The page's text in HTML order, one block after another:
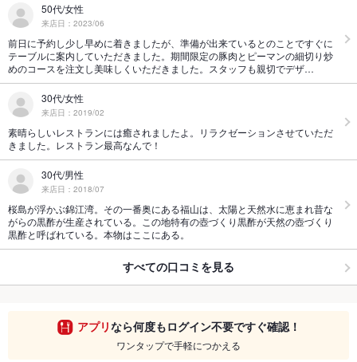
50代/女性
来店日：2023/06
前日に予約し少し早めに着きましたが、準備が出来ているとのことですぐに
テーブルに案内していただきました。期間限定の豚肉とピーマンの細切り炒
めのコースを注文し美味しくいただきました。スタッフも親切でデザ…
30代/女性
来店日：2019/02
素晴らしいレストランには癒されましたよ。リラクゼーションさせていただ
きました。レストラン最高なんで！
30代/男性
来店日：2018/07
桜島が浮かぶ錦江湾。その一番奥にある福山は、太陽と天然水に恵まれ昔な
がらの黒酢が生産されている。この地特有の壺づくり黒酢が天然の壺づくり
黒酢と呼ばれている。本物はここにある。
すべての口コミを見る
アプリなら何度もログイン不要ですぐ確認！
ワンタップで手軽につかえる